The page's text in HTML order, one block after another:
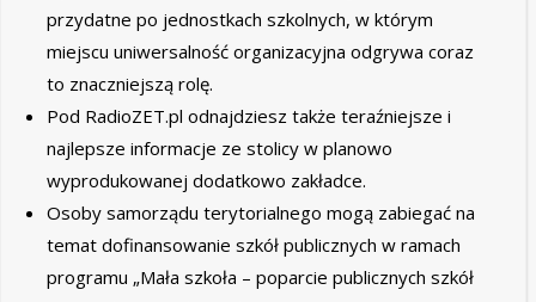
przydatne po jednostkach szkolnych, w którym
miejscu uniwersalność organizacyjna odgrywa coraz
to znaczniejszą rolę.
Pod RadioZET.pl odnajdziesz także teraźniejsze i
najlepsze informacje ze stolicy w planowo
wyprodukowanej dodatkowo zakładce.
Osoby samorządu terytorialnego mogą zabiegać na
temat dofinansowanie szkół publicznych w ramach
programu „Mała szkoła – poparcie publicznych szkół